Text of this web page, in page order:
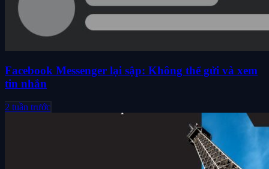
Facebook Messenger lại sập: Không thể gửi và xem
tin nhắn
2 tuần trước